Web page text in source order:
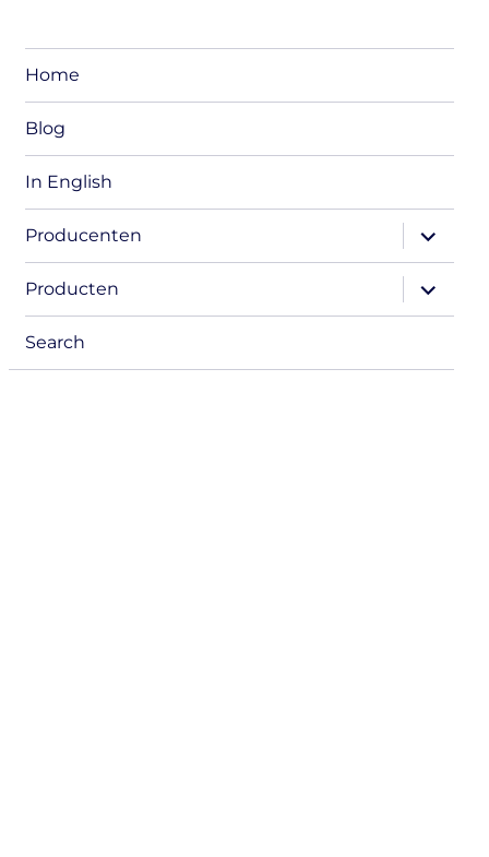
Home
Blog
In English
Producenten
expand
child
menu
Producten
expand
child
menu
Search